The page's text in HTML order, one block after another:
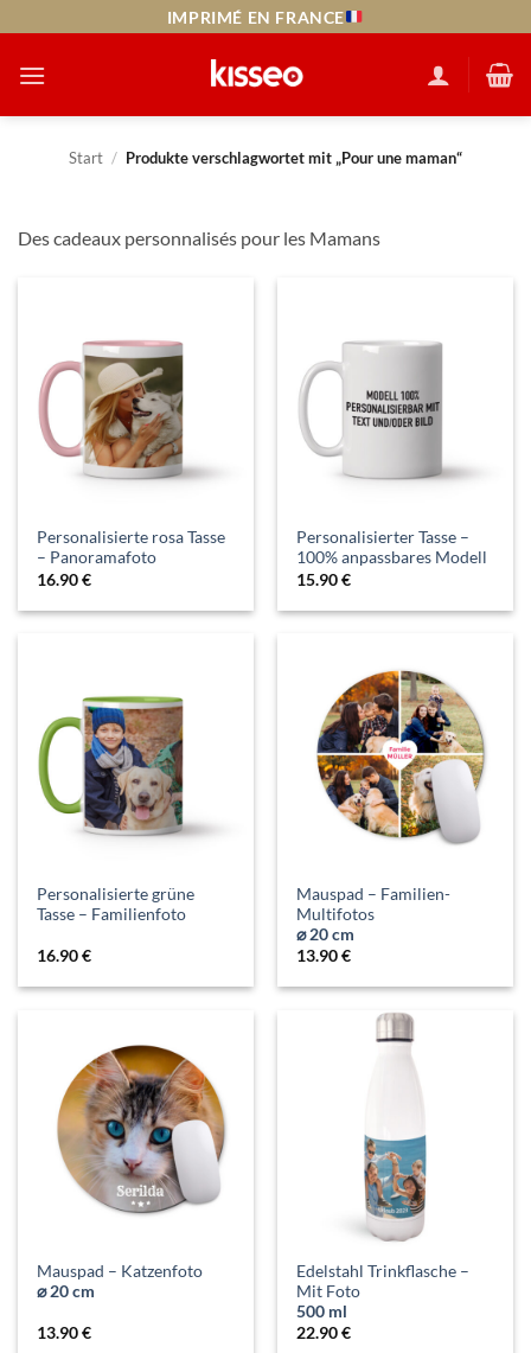
springen
LIVRAISON EXPRESS J+1
Start / Produkte verschlagwortet mit „Pour une maman“
Des cadeaux personnalisés pour les Mamans
Personalisierte rosa Tasse
– Panoramafoto
16.90€
Personalisierter Tasse –
100% anpassbares Modell
15.90€
Personalisierte grüne
Tasse – Familienfoto
16.90€
Mauspad – Familien-
Multifotos
⌀ 20 cm
13.90€
Mauspad – Katzenfoto
⌀ 20 cm
13.90€
Edelstahl Trinkflasche –
Mit Foto
500 ml
22.90€